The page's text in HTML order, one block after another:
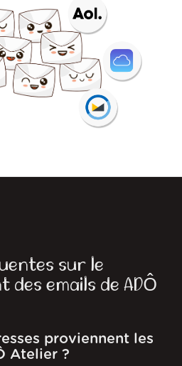
sur le
des emails de ADÔ
proviennent les
Atelier ?